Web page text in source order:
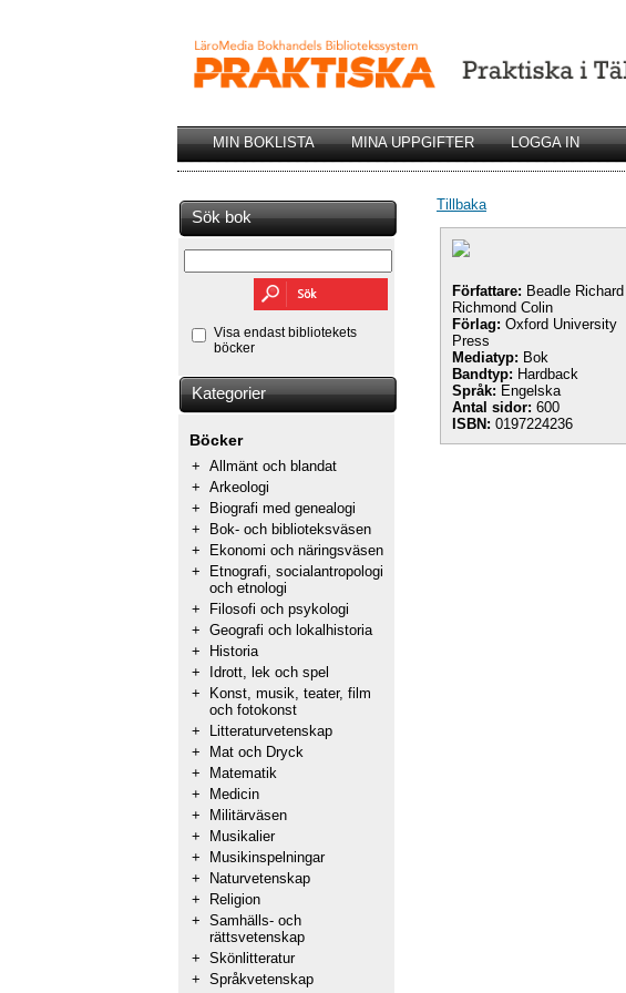
MIN BOKLISTA MINA UPPGIFTER LOGGA IN
Sök bok
Visa endast bibliotekets
böcker
Kategorier
Böcker
+ Allmänt och blandat
+ Arkeologi
+
Biografi med genealogi
+
Bok- och biblioteksväsen
+
Ekonomi och näringsväsen
+
Etnografi, socialantropologi
och etnologi
+
Filosofi och psykologi
+ Geografi och lokalhistoria
+
Historia
+
Idrott, lek och spel
+
Konst, musik, teater, film
och fotokonst
+
Litteraturvetenskap
+
Mat och Dryck
+
Matematik
+
Medicin
+
Militärväsen
+
Musikalier
+
Musikinspelningar
+
Naturvetenskap
+
Religion
+ Samhälls- och
rättsvetenskap
+ Skönlitteratur
+ Språkvetenskap
Tillbaka
Författare: Beadle Richard
Richmond Colin
Förlag: Oxford University
Press
Mediatyp: Bok
Bandtyp: Hardback
Språk: Engelska
Antal sidor: 600
ISBN: 0197224236